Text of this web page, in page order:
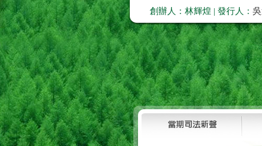
創辦人：林輝煌 | 發行人：